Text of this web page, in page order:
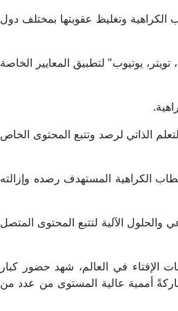
الكراهية وتغليظ عقوبتها بمختلف دول
يوتيوب" لتطبيق المعايير الخاصة
الذاتي لرصد وتتبع المحتوى الخاص
الكراهية المستهدف رصده وإزالته
الآلية لتتبع المحتوى المتصل
الإفتاء في العالم، شهد حضور كبار
المؤتمر مشاركةً أممية عالية المستوى من عدد من